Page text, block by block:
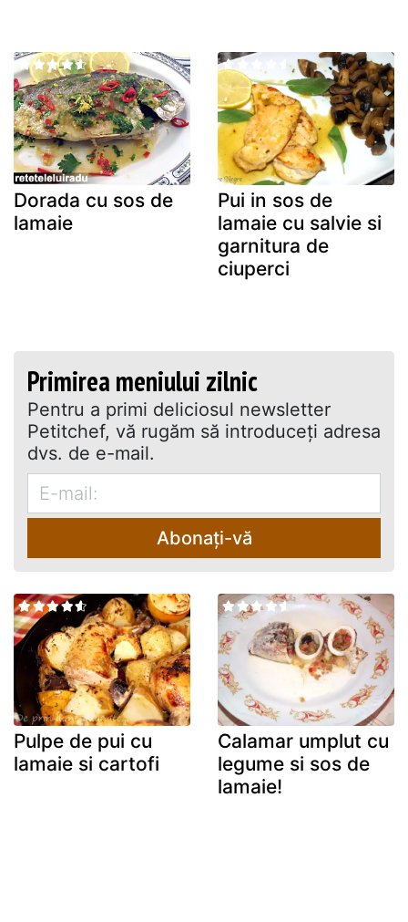
Dorada cu sos de
lamaie
Pui in sos de
lamaie cu salvie si
garnitura de
ciuperci
Primirea meniului zilnic
Pentru a primi deliciosul newsletter
Petitchef, vă rugăm să introduceţi adresa
dvs. de e-mail.
Abonați-vă
Pulpe de pui cu
lamaie si cartofi
Calamar umplut cu
legume si sos de
lamaie!